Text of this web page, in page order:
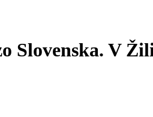
Slovenska. V